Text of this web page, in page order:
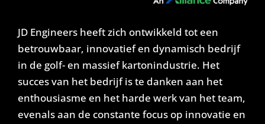
JD Engineers heeft zich ontwikkeld tot een
betrouwbaar, innovatief en dynamisch bedrijf
in de golf- en massief kartonindustrie. Het
succes van het bedrijf is te danken aan het
enthousiasme en het harde werk van het team,
evenals aan de constante focus op innovatie en